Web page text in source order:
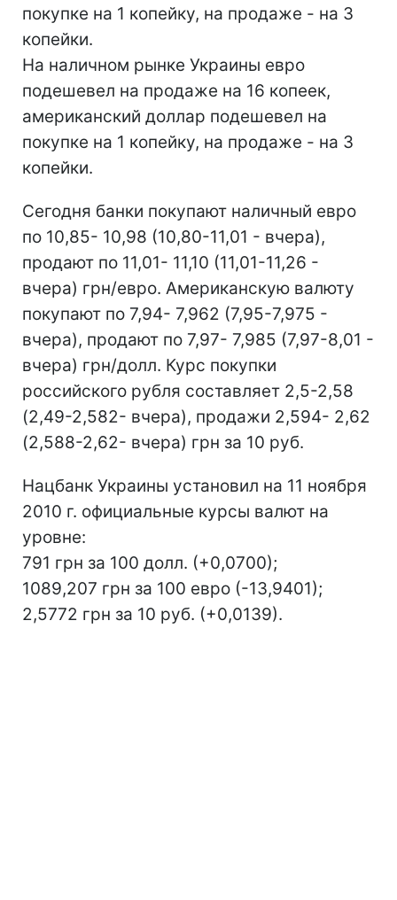
покупке на 1 копейку, на продаже - на 3
копейки.
На наличном рынке Украины евро
подешевел на продаже на 16 копеек,
американский доллар подешевел на
покупке на 1 копейку, на продаже - на 3
копейки.
Сегодня банки покупают наличный евро
по 10,85- 10,98 (10,80-11,01 - вчера),
продают по 11,01- 11,10 (11,01-11,26 -
вчера) грн/евро. Американскую валюту
покупают по 7,94- 7,962 (7,95-7,975 -
вчера), продают по 7,97- 7,985 (7,97-8,01 -
вчера) грн/долл. Курс покупки
российского рубля составляет 2,5-2,58
(2,49-2,582- вчера), продажи 2,594- 2,62
(2,588-2,62- вчера) грн за 10 руб.
Нацбанк Украины установил на 11 ноября
2010 г. официальные курсы валют на
уровне:
791 грн за 100 долл. (+0,0700);
1089,207 грн за 100 евро (-13,9401);
2,5772 грн за 10 руб. (+0,0139).